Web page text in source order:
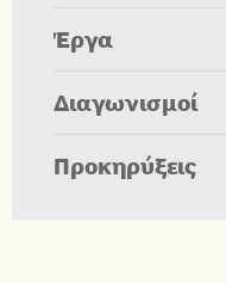
Έργα
Διαγωνισμοί
Προκηρύξεις